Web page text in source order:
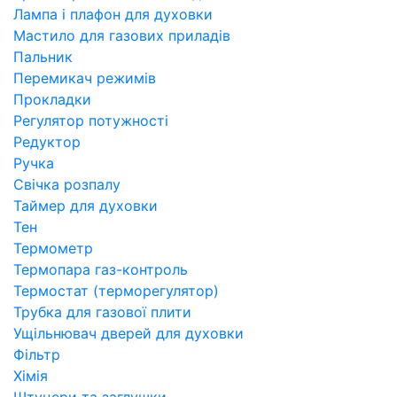
Лампа і плафон для духовки
Мастило для газових приладів
Пальник
Перемикач режимів
Прокладки
Регулятор потужності
Редуктор
Ручка
Свічка розпалу
Таймер для духовки
Тен
Термометр
Термопара газ-контроль
Термостат (терморегулятор)
Трубка для газової плити
Ущільнювач дверей для духовки
Фільтр
Хімія